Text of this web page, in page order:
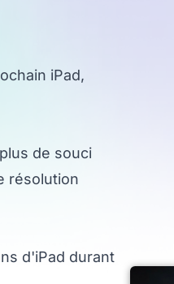
iPad,
de souci
résolution
d'iPad durant